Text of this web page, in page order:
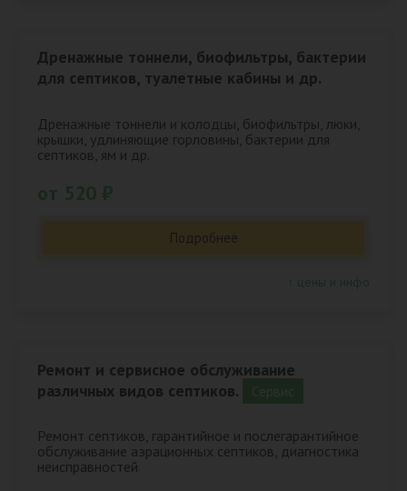
Дренажные тоннели, биофильтры, бактерии
для септиков, туалетные кабины и др.
Дренажные тоннели и колодцы, биофильтры, люки,
крышки, удлиняющие горловины, бактерии для
септиков, ям и др.
Подробнее
Ремонт и сервисное обслуживание
различных видов септиков.
Ремонт септиков, гарантийное и послегарантийное
обслуживание аэрационных септиков, диагностика
неисправностей